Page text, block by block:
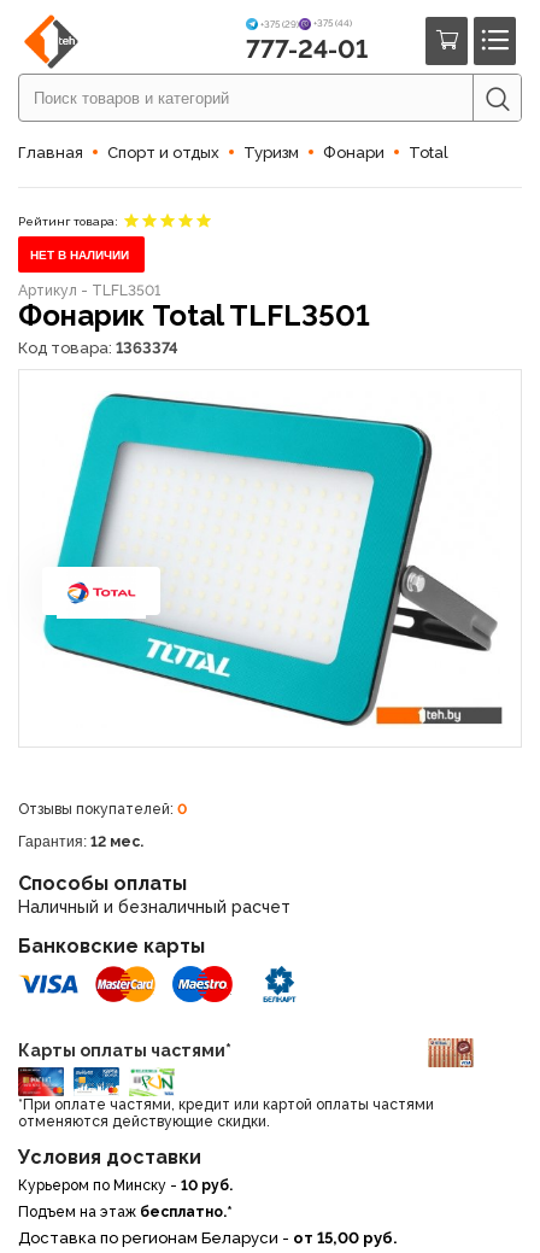
+375 (29) +375 (44)
777-24-01
Главная Спорт и отдых Туризм Фонари Total
Рейтинг товара:
НЕТ В НАЛИЧИИ
Артикул - TLFL3501
Фонарик Total TLFL3501
Код товара: 1363374
Отзывы покупателей: 0
Гарантия: 12 мес.
Способы оплаты
Наличный и безналичный расчет
Банковские карты
Карты оплаты частями*
*При оплате частями, кредит или картой оплаты частями
отменяются действующие скидки.
Условия доставки
Курьером по Минску - 10 руб.
Подъем на этаж бесплатно.*
Доставка по регионам Беларуси - от 15,00 руб.